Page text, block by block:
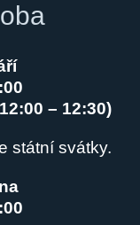
– 12:30)
státní svátky.